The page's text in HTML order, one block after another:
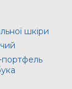
шкіри
портфель